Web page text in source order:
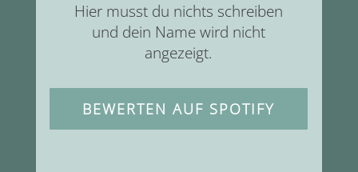
Hier musst du nichts schreiben
und dein Name wird nicht
angezeigt.
BEWERTEN AUF SPOTIFY